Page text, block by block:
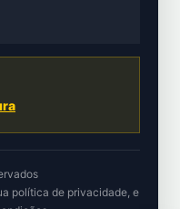
política de privacidade, e